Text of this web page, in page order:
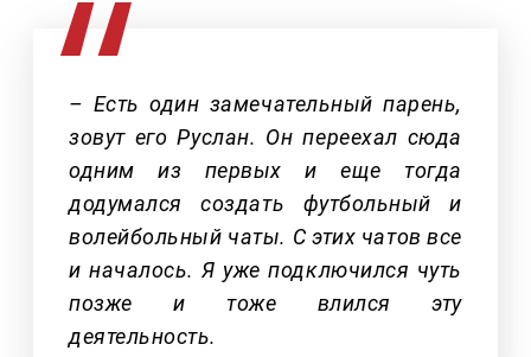
– Есть один замечательный парень,
зовут его Руслан. Он переехал сюда
одним из первых и еще тогда
додумался создать футбольный и
волейбольный чаты. С этих чатов все
и началось. Я уже подключился чуть
позже и тоже влился эту
деятельность.